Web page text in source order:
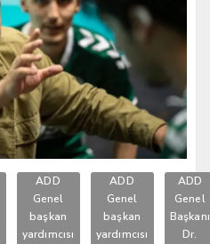
ADD
Genel
başkan
yardımcısı
ADD
Genel
başkan
yardımcısı
ADD
Genel
Başkanı
Dr.